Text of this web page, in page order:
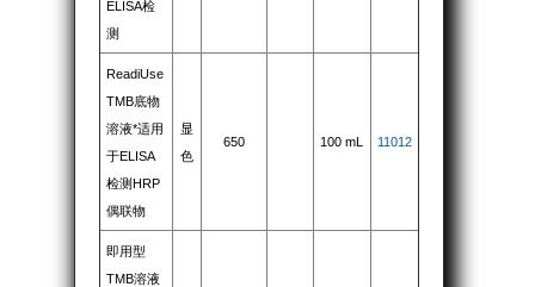
ELISA检
测
ReadiUse
TMB底物
溶液*适用
于ELISA
检测HRP
偶联物
显
色
650 100 mL 11012
即用型
TMB溶液